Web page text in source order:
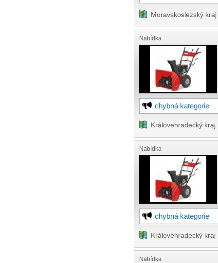
Moravskoslezský kraj
Nabídka
chybná kategorie
Královehradecký kraj
Nabídka
chybná kategorie
Královehradecký kraj
Nabídka